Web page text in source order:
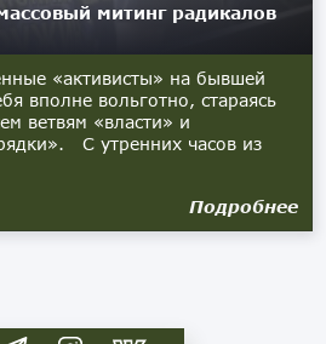
митинг радикалов
«активисты» на бывшей
вполне вольготно, стараясь
ветвям «власти» и
С утренних часов из
Подробнее